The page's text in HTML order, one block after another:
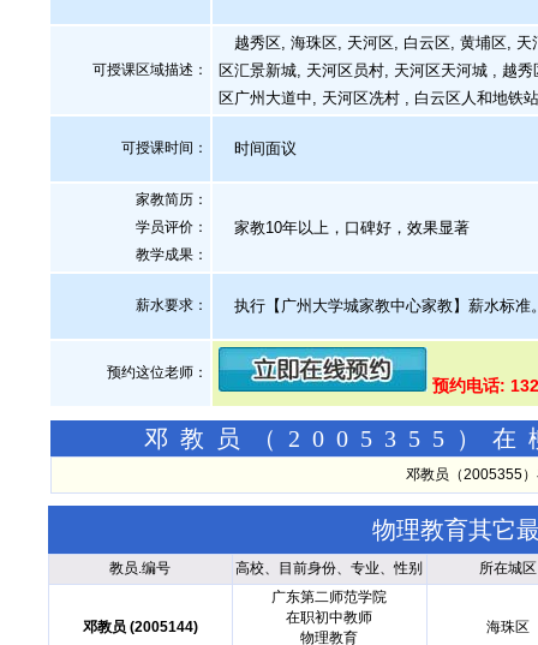
可授课区域描述：
越秀区, 海珠区, 天河区, 白云区, 黄埔区, 天
区汇景新城, 天河区员村, 天河区天河城 , 越
区广州大道中, 天河区冼村 , 白云区人和地铁
可授课时间： 时间面议
家教简历：
学员评价：
教学成果：
家教10年以上，口碑好，效果显著
薪水要求： 执行【广州大学城家教中心家教】薪水标准
预约这位老师：
预约电话:
邓教员（2005355）在
邓教员（2005355
物理教育其它
教员.编号 高校、目前身份、专业、性别 所在城区
邓教员 (2005144)
广东第二师范学院
在职初中教师
物理教育
海珠区